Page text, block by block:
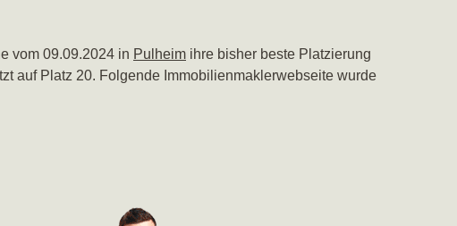
vom 09.09.2024 in Pulheim ihre bisher beste Platzierung
auf Platz 20. Folgende Immobilienmaklerwebseite wurde